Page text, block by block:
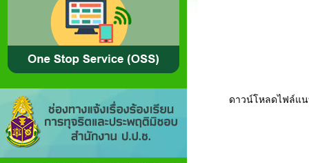
ดาวน์โหลดไฟล์แ